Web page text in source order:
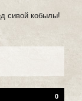
сивой кобылы!
0